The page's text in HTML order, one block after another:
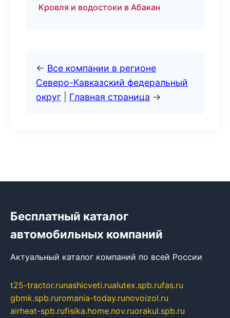
Кровля и водостоки в Абакан
← Все компании в регионе
Северо-Кавказский федеральный
округ
Главная страница →
Бесплатный каталог
автомобильных компаний
Актуальный каталог компаний по всей России
t25-tractor.runashicveti.rualutex.spb.rufas.ru
gbmk.spb.ruromania-today.runovoizol.ru
airheat-spb.rufisika.home.nov.ruorakul.spb.ru